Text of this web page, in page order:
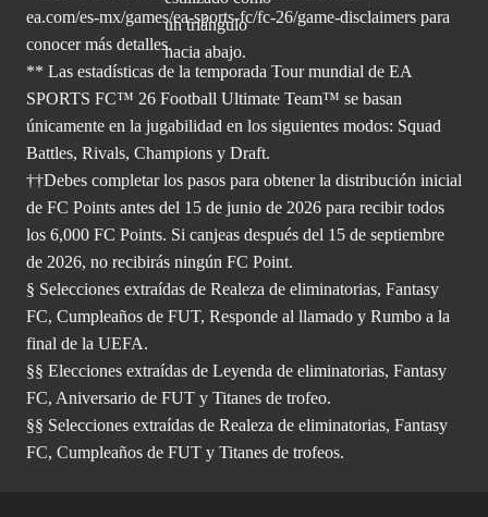
ea.com/es-mx/games/ea-sports-fc/fc-26/game-disclaimers para
conocer más detalles.
** Las estadísticas de la temporada Tour mundial de EA
SPORTS FC™ 26 Football Ultimate Team™ se basan
únicamente en la jugabilidad en los siguientes modos: Squad
Battles, Rivals, Champions y Draft.
††Debes completar los pasos para obtener la distribución inicial
de FC Points antes del 15 de junio de 2026 para recibir todos
los 6,000 FC Points. Si canjeas después del 15 de septiembre
de 2026, no recibirás ningún FC Point.
§ Selecciones extraídas de Realeza de eliminatorias, Fantasy
FC, Cumpleaños de FUT, Responde al llamado y Rumbo a la
final de la UEFA.
§§ Elecciones extraídas de Leyenda de eliminatorias, Fantasy
FC, Aniversario de FUT y Titanes de trofeo.
§§ Selecciones extraídas de Realeza de eliminatorias, Fantasy
FC, Cumpleaños de FUT y Titanes de trofeos.